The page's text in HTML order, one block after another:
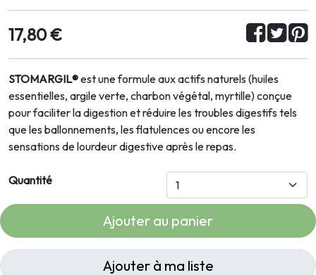
17,80 €
STOMARGIL®est une formule aux actifs naturels (huiles
essentielles, argile verte, charbon végétal, myrtille) conçue
pour faciliter la digestion et réduire les troubles digestifs tels
que les ballonnements, les flatulences ou encore les
sensations de lourdeur digestive après le repas.
Quantité
Ajouter au panier
Ajouter à ma liste